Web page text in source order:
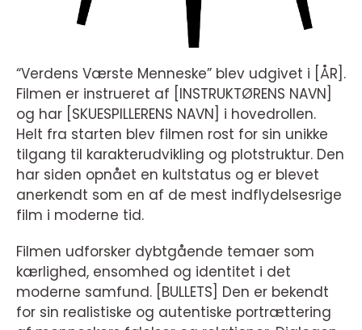
“Verdens Værste Menneske” blev udgivet i [ÅR].
Filmen er instrueret af [INSTRUKTØRENS NAVN]
og har [SKUESPILLERENS NAVN] i hovedrollen.
Helt fra starten blev filmen rost for sin unikke
tilgang til karakterudvikling og plotstruktur. Den
har siden opnået en kultstatus og er blevet
anerkendt som en af de mest indflydelsesrige
film i moderne tid.
Filmen udforsker dybtgående temaer som
kærlighed, ensomhed og identitet i det
moderne samfund. [BULLETS] Den er bekendt
for sin realistiske og autentiske portrættering